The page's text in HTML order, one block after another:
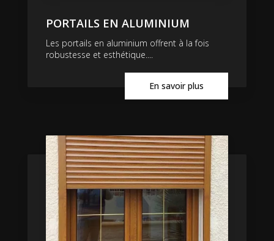
PORTAILS EN ALUMINIUM
Les portails en aluminium offrent à la fois
robustesse et esthétique....
En savoir plus